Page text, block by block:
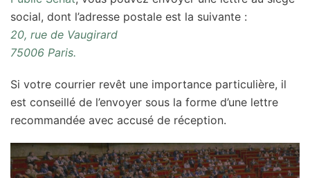
social, dont l’adresse postale est la suivante :
20, rue de Vaugirard
75006 Paris.
Si votre courrier revêt une importance particulière, il
est conseillé de l’envoyer sous la forme d’une lettre
recommandée avec accusé de réception.